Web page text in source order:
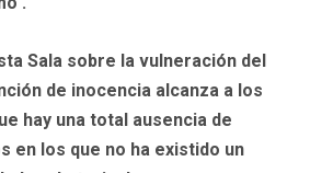
Sala sobre la vulneración del
de inocencia alcanza a los
hay una total ausencia de
en los que no ha existido un